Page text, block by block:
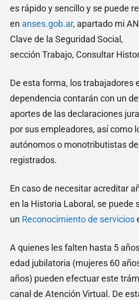
es rápido y sencillo y se puede
en anses.gob.ar, apartado mi
Clave de la Seguridad Social,
sección Trabajo, Consultar
De esta forma, los trabajadores
dependencia contarán con un
aportes de las declaraciones
por sus empleadores, así como
autónomos o monotributistas
registrados.
En caso de necesitar acreditar
en la Historia Laboral, se puede
un Reconocimiento de servicios
A quienes les falten hasta 5
edad jubilatoria (mujeres 60
años) pueden efectuar este
canal de Atención Virtual. De